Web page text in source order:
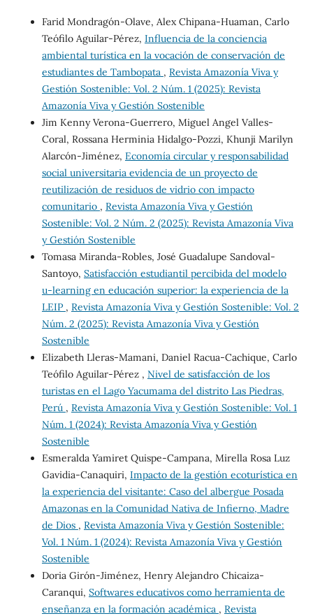
Farid Mondragón-Olave, Alex Chipana-Huaman, Carlo
Teófilo Aguilar-Pérez, Influencia de la conciencia
ambiental turística en la vocación de conservación de
estudiantes de Tambopata , Revista Amazonía Viva y
Gestión Sostenible: Vol. 2 Núm. 1 (2025): Revista
Amazonía Viva y Gestión Sostenible
Jim Kenny Verona-Guerrero, Miguel Angel Valles-
Coral, Rossana Herminia Hidalgo-Pozzi, Khunji Marilyn
Alarcón-Jiménez, Economía circular y responsabilidad
social universitaria evidencia de un proyecto de
reutilización de residuos de vidrio con impacto
comunitario , Revista Amazonía Viva y Gestión
Sostenible: Vol. 2 Núm. 2 (2025): Revista Amazonía Viva
y Gestión Sostenible
Tomasa Miranda-Robles, José Guadalupe Sandoval-
Santoyo, Satisfacción estudiantil percibida del modelo
u-learning en educación superior: la experiencia de la
LEIP , Revista Amazonía Viva y Gestión Sostenible: Vol. 2
Núm. 2 (2025): Revista Amazonía Viva y Gestión
Sostenible
Elizabeth Lleras-Mamani, Daniel Racua-Cachique, Carlo
Teófilo Aguilar-Pérez , Nivel de satisfacción de los
turistas en el Lago Yacumama del distrito Las Piedras,
Perú , Revista Amazonía Viva y Gestión Sostenible: Vol. 1
Núm. 1 (2024): Revista Amazonía Viva y Gestión
Sostenible
Esmeralda Yamiret Quispe-Campana, Mirella Rosa Luz
Gavidia-Canaquiri, Impacto de la gestión ecoturística en
la experiencia del visitante: Caso del albergue Posada
Amazonas en la Comunidad Nativa de Infierno, Madre
de Dios , Revista Amazonía Viva y Gestión Sostenible:
Vol. 1 Núm. 1 (2024): Revista Amazonía Viva y Gestión
Sostenible
Doria Girón-Jiménez, Henry Alejandro Chicaiza-
Caranqui, Softwares educativos como herramienta de
enseñanza en la formación académica , Revista